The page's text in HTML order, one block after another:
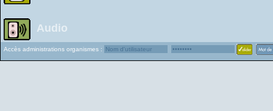
Audio
Accès administrations organismes :